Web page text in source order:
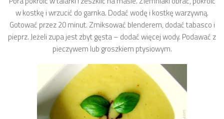
w kostkę i wrzucić do garnka. Dodać wodę i kostkę warzywną.
Gotować przez 20 minut. Zmiksować blenderem, dodać tabasco i
pieprz. Jeżeli zupa jest zbyt gęsta – dodać więcej wody. Podawać z
pieczywem lub groszkiem ptysiowym.